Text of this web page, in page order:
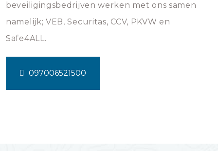
beveiligingsbedrijven werken met ons samen
namelijk; VEB, Securitas, CCV, PKVW en
Safe4ALL.
097006521500